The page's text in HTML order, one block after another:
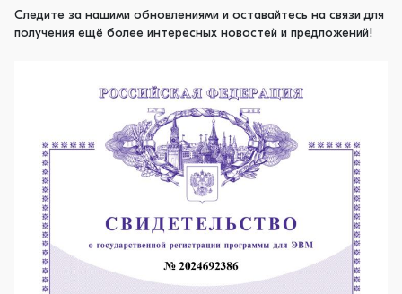
Следите за нашими обновлениями и оставайтесь на связи для
получения ещё более интересных новостей и предложений!